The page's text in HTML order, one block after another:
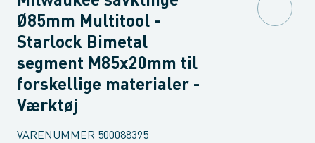
Ø85mm Multitool -
Starlock Bimetal
segment M85x20mm til
forskellige materialer -
Værktøj
VARENUMMER 500088395